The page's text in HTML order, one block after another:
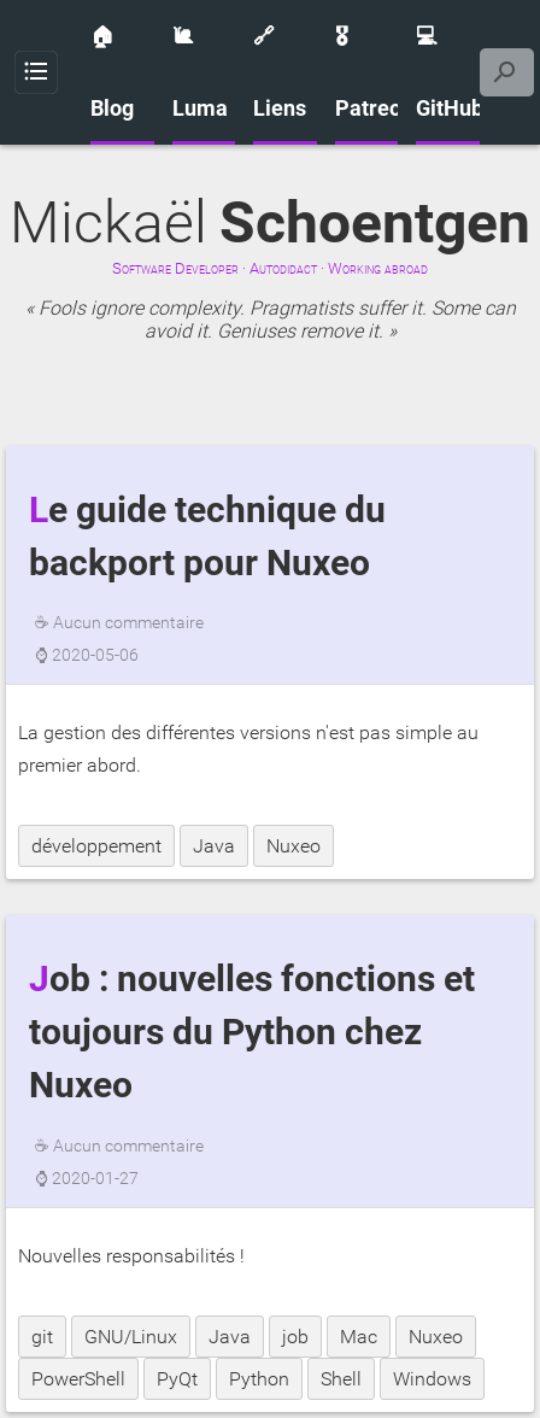
Menu
🏠
Blog
🐌
Luma
🔗
Liens
🎖️
Patreon
💻
GitHub
Mickaël Schoentgen
Software Developer · Autodidact · Working abroad
Fools ignore complexity. Pragmatists suffer it. Some can
avoid it. Geniuses remove it.
Le guide technique du
backport pour Nuxeo
☕ Aucun commentaire
⌚ 2020-05-06
La gestion des différentes versions n'est pas simple au
premier abord.
développement Java Nuxeo
Job : nouvelles fonctions et
toujours du Python chez
Nuxeo
☕ Aucun commentaire
⌚ 2020-01-27
Nouvelles responsabilités !
git GNU/Linux Java job Mac
Nuxeo
PowerShell
PyQt Python Shell Windows